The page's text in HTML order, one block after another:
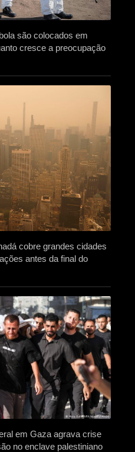
são colocados em
cresce a preocupação
cobre grandes cidades
antes da final do
em Gaza agrava crise
no enclave palestiniano